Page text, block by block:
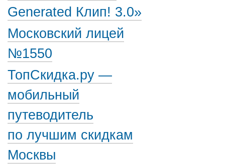
Generated Клип! 3.0»
Московский лицей
№1550
ТопСкидка.ру —
мобильный
путеводитель
по лучшим скидкам
Москвы